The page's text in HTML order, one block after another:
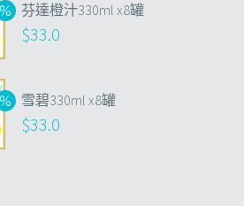
芬達橙汁330ml x8罐
$33.0
雪碧330ml x8罐
$33.0